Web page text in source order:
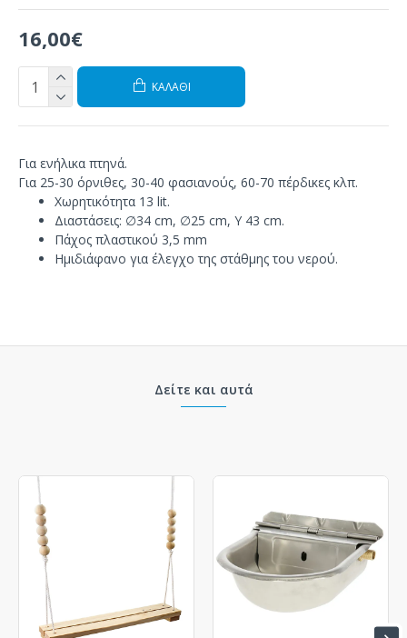
16,00€
ΚΑΛΆΘΙ
Για ενήλικα πτηνά.
Για 25-30 όρνιθες, 30-40 φασιανούς, 60-70 πέρδικες κλπ.
Χωρητικότητα 13 lit.
Διαστάσεις: ∅34 cm, ∅25 cm, Y 43 cm.
Πάχος πλαστικού 3,5 mm
Ημιδιάφανο για έλεγχο της στάθμης του νερού.
Δείτε και αυτά